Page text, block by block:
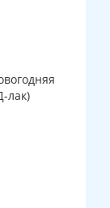
лак)